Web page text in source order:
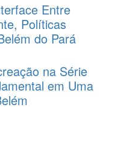
Entre
Políticas
do Pará
na Série
em Uma